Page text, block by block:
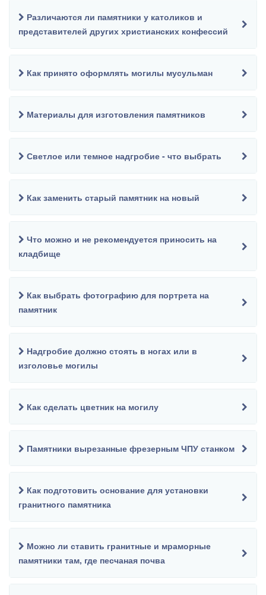
Различаются ли памятники у католиков и
представителей других христианских конфессий
Как принято оформлять могилы мусульман
Материалы для изготовления памятников
Светлое или темное надгробие - что выбрать
Как заменить старый памятник на новый
Что можно и не рекомендуется приносить на
кладбище
Как выбрать фотографию для портрета на
памятник
Надгробие должно стоять в ногах или в
изголовье могилы
Как сделать цветник на могилу
Памятники вырезанные фрезерным ЧПУ станком
Как подготовить основание для установки
гранитного памятника
Можно ли ставить гранитные и мраморные
памятники там, где песчаная почва